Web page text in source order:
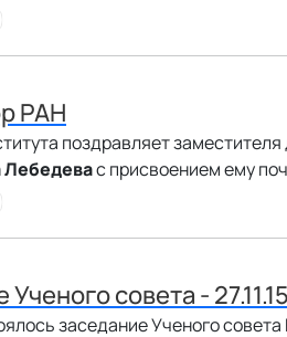
РАН
поздравляет
Лебедевас присвоением ему
совета - 27.11.15
заседание Ученого